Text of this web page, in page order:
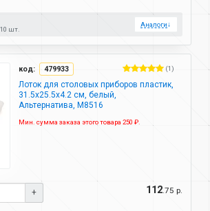
10 шт.
Аналоги↓
код: 479933 (1)
Лоток для столовых приборов пластик,
31.5х25.5х4.2 см, белый,
Альтернатива, М8516
Мин. сумма заказа этого товара 250 ₽.
+ 112 .75 р.